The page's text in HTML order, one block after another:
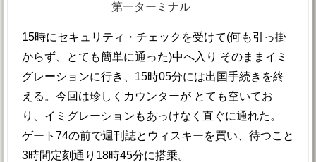
第一ターミナル
15時にセキュリティ・チェックを受けて(何も引っ掛
からず、とても簡単に通った)中へ入り そのままイミ
グレーションに行き、15時05分には出国手続きを終
える。今回は珍しくカウンターが とても空いてお
り、イミグレーションもあっけなく直ぐに通れた。
ゲート74の前で週刊誌とウィスキーを買い、待つこと
3時間定刻通り18時45分に搭乗。